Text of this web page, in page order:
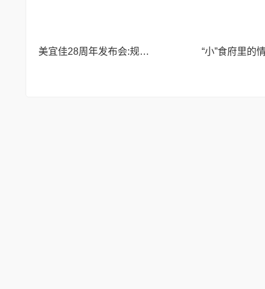
美宜佳28周年发布会:规模与创新双轮驱动,聚焦数智生态构建 “小”食府里的